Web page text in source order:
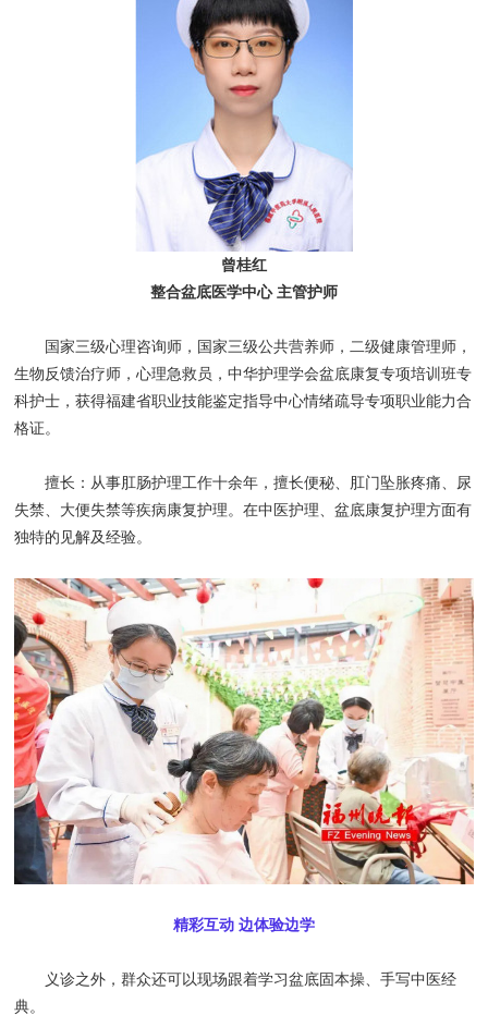
曾桂红
整合盆底医学中心 主管护师
国家三级心理咨询师，国家三级公共营养师，二级健康管理师，
生物反馈治疗师，心理急救员，中华护理学会盆底康复专项培训班专
科护士，获得福建省职业技能鉴定指导中心情绪疏导专项职业能力合
格证。
擅长：从事肛肠护理工作十余年，擅长便秘、肛门坠胀疼痛、尿
失禁、大便失禁等疾病康复护理。在中医护理、盆底康复护理方面有
独特的见解及经验。
精彩互动 边体验边学
义诊之外，群众还可以现场跟着学习盆底固本操、手写中医经
典。